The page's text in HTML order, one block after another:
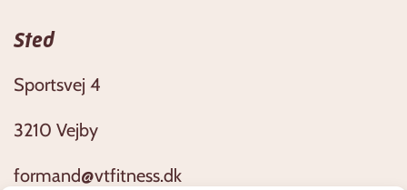
Sted
Sportsvej 4
3210 Vejby
formand@vtfitness.dk